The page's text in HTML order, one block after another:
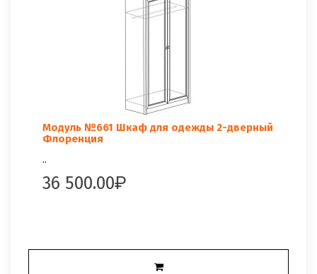
Модуль №661 Шкаф для одежды 2-дверный
Флоренция
..
36 500.00